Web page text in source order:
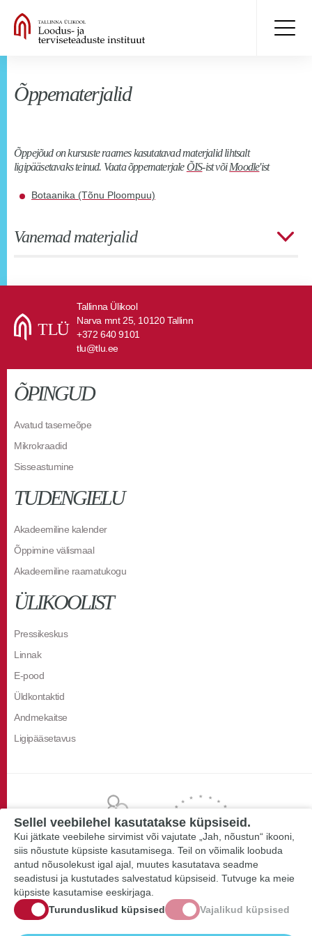
Õppematerjalid
Õppejõud on kursuste raames kasutatavad materjalid lihtsalt
ligipääsetavaks teinud. Vaata õppematerjaleÕIS-ist võiMoodle'ist
Botaanika (Tõnu Ploompuu)
Vanemad materjalid
Tallinna Ülikool
Narva mnt 25, 10120 Tallinn
+372 640 9101
tlu@tlu.ee
ÕPINGUD
Avatud tasemeõpe
Mikrokraadid
Sisseastumine
TUDENGIELU
Akadeemiline kalender
Õppimine välismaal
Akadeemiline raamatukogu
ÜLIKOOLIST
Pressikeskus
Linnak
E-pood
Üldkontaktid
Andmekaitse
Ligipääsetavus
Sellel veebilehel kasutatakse küpsiseid.
Kui jätkate veebilehe sirvimist või vajutate „Jah, nõustun“ ikooni,
siis nõustute küpsiste kasutamisega. Teil on võimalik loobuda
antud nõusolekust igal ajal, muutes kasutatava seadme
seadistusi ja kustutades salvestatud küpsiseid. Tutvuge ka meie
küpsiste kasutamise eeskirjaga.
Turunduslikud küpsised
Vajalikud küpsised